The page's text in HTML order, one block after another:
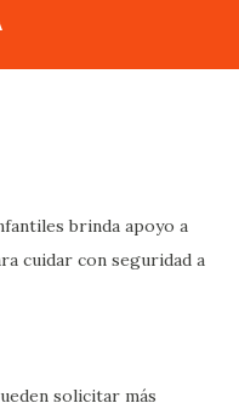
brinda apoyo a
cuidar con seguridad a
solicitar más